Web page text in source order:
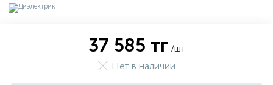
37 585 тг /шт
Нет в наличии